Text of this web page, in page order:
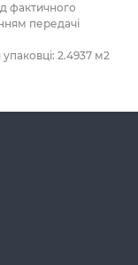
фактичного
передачі
2.4937 м2